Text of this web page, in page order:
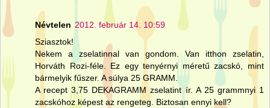
Névtelen 2012. február 14. 10:59
Sziasztok!
Nekem a zselatinnal van gondom. Van itthon zselatin,
Horváth Rozi-féle. Ez egy tenyérnyi méretű zacskó, mint
bármelyik fűszer. A súlya 25 GRAMM.
A recept 3,75 DEKAGRAMM zselatint ír. A 25 grammnyi 1
zacskóhoz képest az rengeteg. Biztosan ennyi kell?